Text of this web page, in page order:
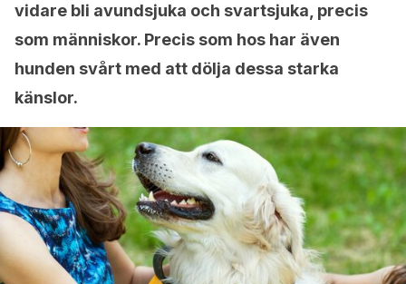
vidare bli avundsjuka och svartsjuka, precis
som människor. Precis som hos har även
hunden svårt med att dölja dessa starka
känslor.